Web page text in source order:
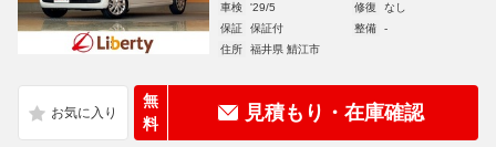
車検
'29/5 修復
なし
保証
保証付 整備
-
住所
福井県 鯖江市
無
料
見積もり・在庫確認